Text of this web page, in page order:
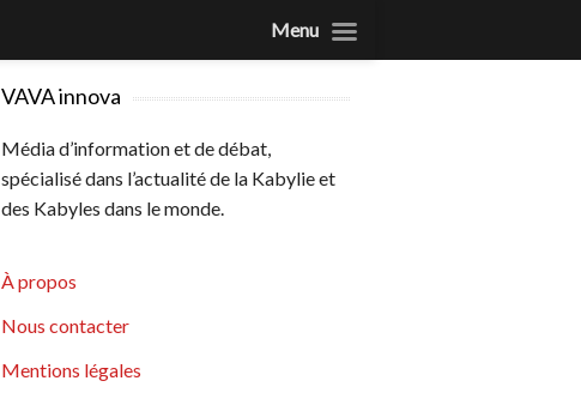
VAVA innova
Média d’information et de débat,
spécialisé dans l’actualité de la Kabylie et
des Kabyles dans le monde.
À propos
Nous contacter
Mentions légales
Menu